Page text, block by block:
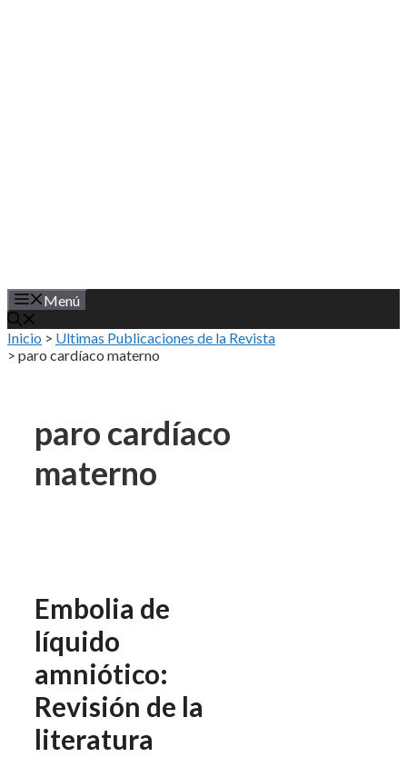
Menú
Inicio > Ultimas Publicaciones de la Revista
> paro cardíaco materno
paro cardíaco
materno
Embolia de
líquido
amniótico:
Revisión de la
literatura